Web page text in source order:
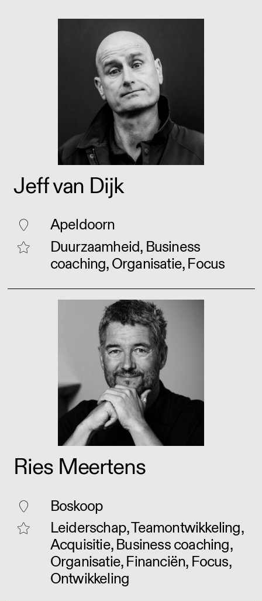
Jeff van Dijk
Apeldoorn
Duurzaamheid, Business
coaching, Organisatie, Focus
Ries Meertens
Boskoop
Leiderschap, Teamontwikkeling,
Acquisitie, Business coaching,
Organisatie, Financiën, Focus,
Ontwikkeling